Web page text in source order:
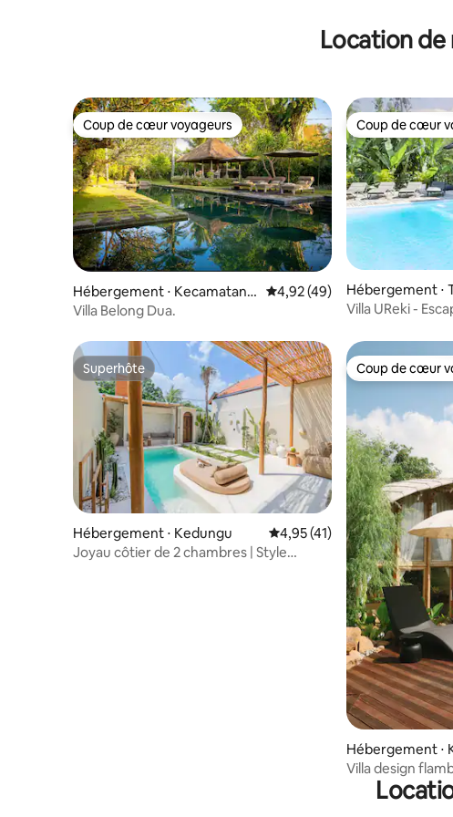
Location de
Coup de cœur voyageurs
Coup de cœur voyageurs
Hébergement ⋅ Kecamatan
Mengwi
Évaluation moyenne sur la
4,92 (49)
Villa Belong Dua.
Coup de cœur
Coup de cœur
Hébergement ⋅
Villa UReki -
Superhôte
Superhôte
Hébergement ⋅ Kedungu Évaluation moyenne sur la
4,95 (41)
Joyau côtier de 2 chambres | Style
Coup de cœur
Coup de cœur
Hébergement ⋅
ediri
Villa design